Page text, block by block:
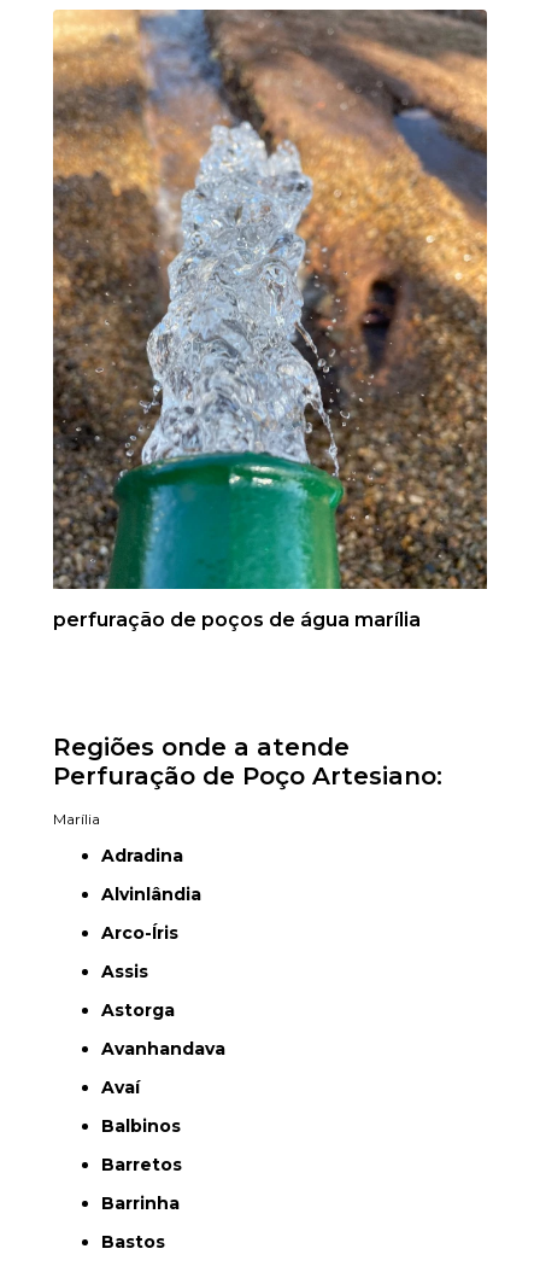
perfuração de poços de água marília
Regiões onde a atende
Perfuração de Poço Artesiano:
Marília
Adradina
Alvinlândia
Arco-Íris
Assis
Astorga
Avanhandava
Avaí
Balbinos
Barretos
Barrinha
Bastos